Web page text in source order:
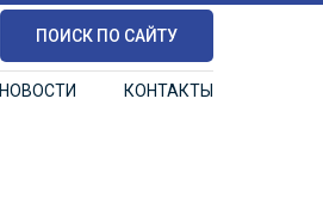
ПОИСК ПО САЙТУ
НОВОСТИ КОНТАКТЫ